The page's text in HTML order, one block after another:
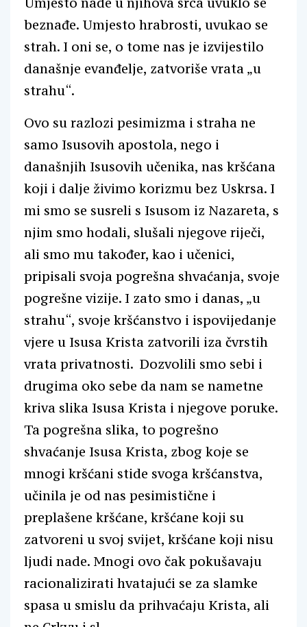
beznađe. Umjesto hrabrosti, uvukao se
strah. I oni se, o tome nas je izvijestilo
današnje evanđelje, zatvoriše vrata „u
strahu“.
Ovo su razlozi pesimizma i straha ne
samo Isusovih apostola, nego i
današnjih Isusovih učenika, nas kršćana
koji i dalje živimo korizmu bez Uskrsa. I
mi smo se susreli s Isusom iz Nazareta, s
njim smo hodali, slušali njegove riječi,
ali smo mu također, kao i učenici,
pripisali svoja pogrešna shvaćanja, svoje
pogrešne vizije. I zato smo i danas, „u
strahu“, svoje kršćanstvo i ispovijedanje
vjere u Isusa Krista zatvorili iza čvrstih
vrata privatnosti. Dozvolili smo sebi i
drugima oko sebe da nam se nametne
kriva slika Isusa Krista i njegove poruke.
Ta pogrešna slika, to pogrešno
shvaćanje Isusa Krista, zbog koje se
mnogi kršćani stide svoga kršćanstva,
učinila je od nas pesimistične i
preplašene kršćane, kršćane koji su
zatvoreni u svoj svijet, kršćane koji nisu
ljudi nade. Mnogi ovo čak pokušavaju
racionalizirati hvatajući se za slamke
spasa u smislu da prihvaćaju Krista, ali